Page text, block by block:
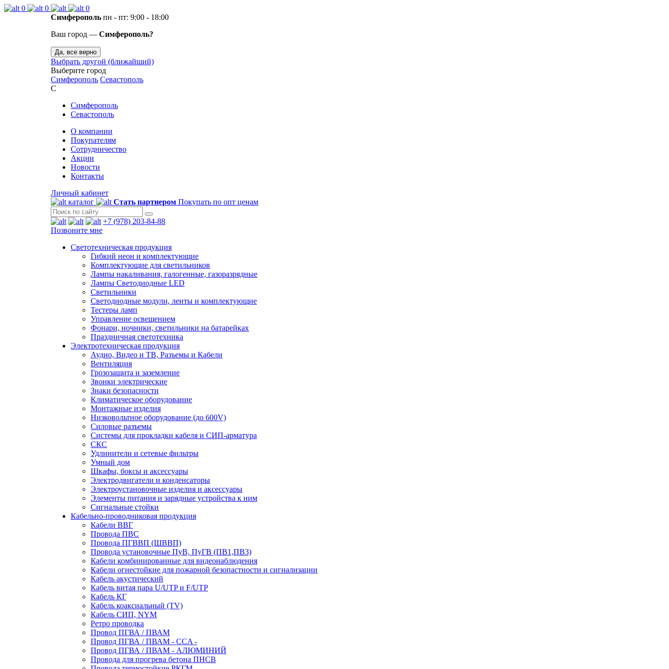
0 0
0
Симферополь пн - пт: 9:00 - 18:00
Ваш город — Симферополь?
Да, все верно
Выбрать другой (ближайший)
Выберите город
Симферополь Севастополь
С
Симферополь
Севастополь
О компании
Покупателям
Сотрудничество
Акции
Новости
Контакты
Личный кабинет
каталог
Стать партнером Покупать по опт ценам
+7 (978) 203-84-88
Позвоните мне
Светотехническая продукция
Гибкий неон и комплектующие
Комплектующие для светильников
Лампы накаливания, галогенные, газоразрядные
Лампы Светодиодные LED
Светильники
Светодиодные модули, ленты и комплектующие
Тестеры ламп
Управление освещением
Фонари, ночники, светильники на батарейках
Праздничная светотехника
Электротехническая продукция
Аудио, Видео и ТВ, Разъемы и Кабели
Вентиляция
Грозозащита и заземление
Звонки электрические
Знаки безопасности
Климатическое оборудование
Монтажные изделия
Низковольтное оборудование (до 600V)
Силовые разъемы
Системы для прокладки кабеля и СИП-арматура
СКС
Удлинители и сетевые фильтры
Умный дом
Шкафы, боксы и аксессуары
Электродвигатели и конденсаторы
Электроустановочные изделия и аксессуары
Элементы питания и зарядные устройства к ним
Сигнальные стойки
Кабельно-проводниковая продукция
Кабели ВВГ
Провода ПВС
Провода ПГВВП (ШВВП)
Провода установочные ПуВ, ПуГВ (ПВ1,ПВ3)
Кабели комбинированные для видеонаблюдения
Кабели огнестойкие для пожарной безопастности и сигнализации
Кабель акустический
Кабель витая пара U/UTP и F/UTP
Кабель КГ
Кабель коаксиальный (TV)
Кабель СИП, NYM
Ретро проводка
Провод ПГВА / ПВАМ
Провод ПГВА / ПВАМ - CCA -
Провод ПГВА / ПВАМ - АЛЮМИНИЙ
Провода для прогрева бетона ПНСВ